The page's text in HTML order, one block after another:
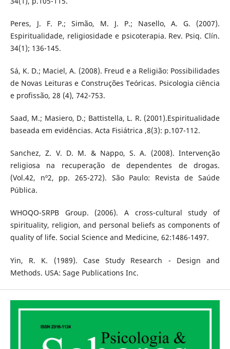
Peres, J. F. P.; Simão, M. J. P.; Nasello, A. G. (2007).
Espiritualidade, religiosidade e psicoterapia. Rev. Psiq. Clín.
34(1); 136-145.
Sá, K. D.; Maciel, A. (2008). Freud e a Religião: Possibilidades
de Novas Leituras e Construções Teóricas. Psicologia ciência
e profissão, 28 (4), 742-753.
Saad, M.; Masiero, D.; Battistella, L. R. (2001).Espiritualidade
baseada em evidências. Acta Fisiátrica ,8(3): p.107-112.
Sanchez, Z. V. D. M. & Nappo, S. A. (2008). Intervenção
religiosa na recuperação de dependentes de drogas.
(Vol.42, nº2, pp. 265-272). São Paulo: Revista de Saúde
Pública.
WHOQO-SRPB Group. (2006). A cross-cultural study of
spirituality, religion, and personal beliefs as components of
quality of life. Social Science and Medicine, 62:1486-1497.
Yin, R. K. (1989). Case Study Research - Design and
Methods. USA: Sage Publications Inc.